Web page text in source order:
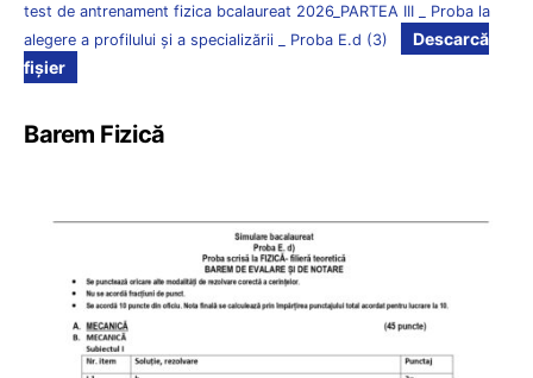
test de antrenament fizica bcalaureat 2026_PARTEA III _ Proba la
alegere a profilului și a specializării _ Proba E.d (3)
Descarcă
fișier
Barem Fizică